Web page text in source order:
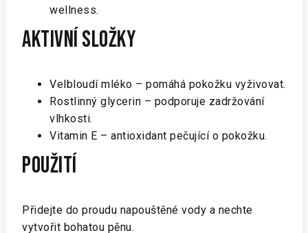
wellness.
Aktivní složky
Velbloudí mléko – pomáhá pokožku vyživovat.
Rostlinný glycerin – podporuje zadržování
vlhkosti.
Vitamin E – antioxidant pečující o pokožku.
Použití
Přidejte do proudu napouštěné vody a nechte
vytvořit bohatou pěnu.